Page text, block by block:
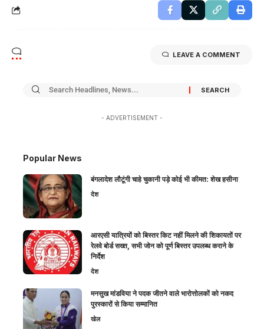
LEAVE A COMMENT
- ADVERTISEMENT -
Popular News
बंगलादेश लौटूंगी चाहे चुकानी पड़े कोई भी कीमत: शेख हसीना
देश
आरएसी यात्रियों को बिस्तर किट नहीं मिलने की शिकायतों पर
रेलवे बोर्ड सख्त, सभी जोन को पूर्ण बिस्तर उपलब्ध कराने के
निर्देश
देश
मनसुख मांडविया ने पदक जीतने वाले भारोत्तोलकों को नकद
पुरस्कारों से किया सम्मानित
खेल